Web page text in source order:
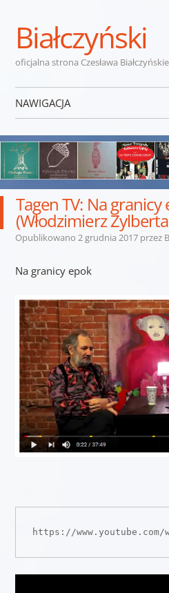
Białczyński
oficjalna strona Czesława
NAWIGACJA
Tagen TV: Na granicy
(Włodzimierz
Opublikowano 2 grudnia 2017przez
Na granicy epok
https://www.youtube.com/